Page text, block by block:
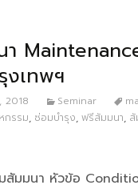
งเทพฯ
2018 Seminar
กรรม, ซ่อมบำรุง, ฟรีสัมมนา,
มสัมมนา หัวข้อ